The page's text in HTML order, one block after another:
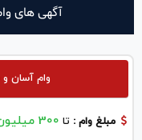
آگهی های
وام آسان
مبلغ وام : تا 300 میلیون